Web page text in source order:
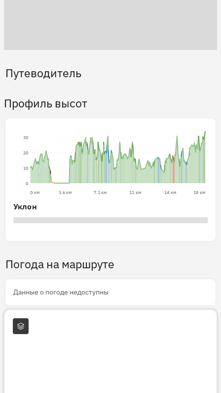
Путеводитель
Профиль высот
0
10
20
30
0 км 3.6 км 7.1 км 11 км 14 км 18 км
Уклон
Погода на маршруте
Данные о погоде недоступны